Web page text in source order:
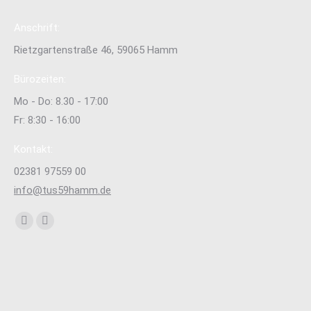
Rietzgartenstraße 46, 59065 Hamm
Mo - Do: 8.30 - 17:00
Fr: 8:30 - 16:00
02381 97559 00
info@tus59hamm.de
Finden Sie uns auf:
FacebookInstagram